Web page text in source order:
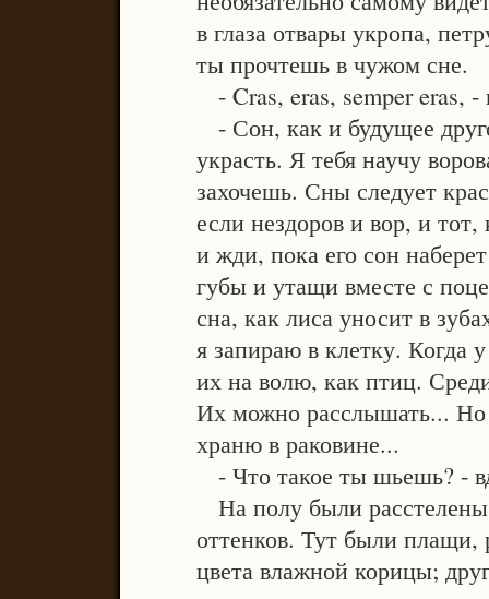
в глаза отвары укропа,
ты прочтешь в чужом сне.
- Cras, eras, semper eras, -
- Сон, как и будущее
украсть. Я тебя научу
захочешь. Сны следует
если нездоров и вор, и
и жди, пока его сон
губы и утащи вместе с
сна, как лиса уносит в
я запираю в клетку. Когда
их на волю, как птиц.
Их можно расслышать... Но
храню в раковине...
- Что такое ты шьешь? -
На полу были
оттенков. Тут были
цвета влажной корицы;